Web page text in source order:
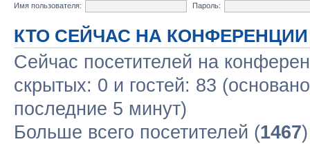
Имя пользователя:
Пароль:
КТО СЕЙЧАС НА КОНФЕРЕНЦИИ
Сейчас посетителей на
скрытых: 0 и гостей: 83
последние 5 минут)
Больше всего посетителей (1467